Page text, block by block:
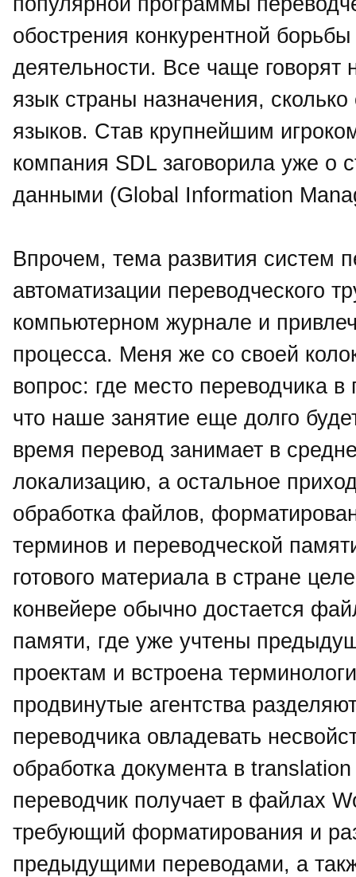
обострения конкурентной
деятельности. Все чаще говорят
язык страны назначения,
языков. Став крупнейшим
компания SDL заговорила уже о
данными (Global Information
Впрочем, тема развития систем
автоматизации переводческого
компьютерном журнале и
процесса. Меня же со своей
вопрос: где место переводчика
что наше занятие еще долго
время перевод занимает в
локализацию, а остальное
обработка файлов,
терминов и переводческой
готового материала в стране
конвейере обычно достается
памяти, где уже учтены
проектам и встроена
продвинутые агентства
переводчика овладевать
обработка документа в
переводчик получает в файлах
требующий форматирования и
предыдущими переводами, а